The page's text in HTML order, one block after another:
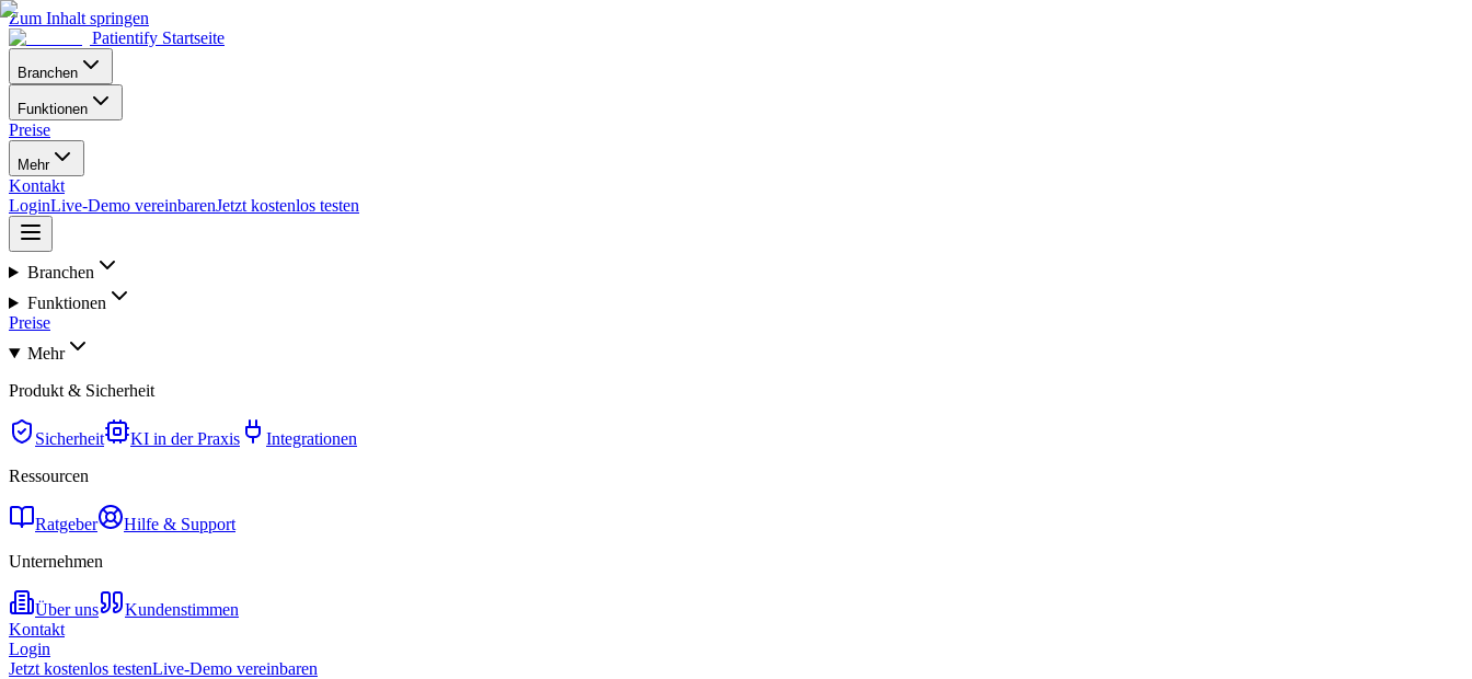
Zum Inhalt springen
Patientify Startseite
Branchen
Funktionen
Preise
Mehr
Kontakt
LoginLive-Demo vereinbarenJetzt kostenlos testen
Branchen
Funktionen
Preise
Mehr
Produkt & Sicherheit
Sicherheit KI in der Praxis
Integrationen
Ressourcen
Ratgeber
Hilfe & Support
Unternehmen
Über uns
Kundenstimmen
Kontakt
Login
Jetzt kostenlos testenLive-Demo vereinbaren